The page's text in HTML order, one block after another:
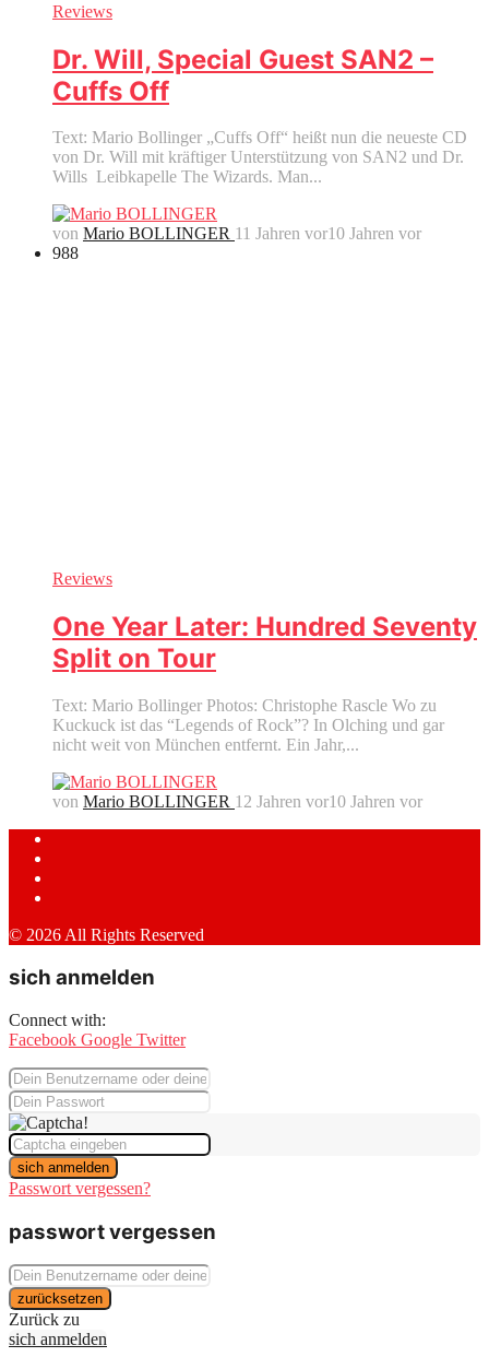
Reviews
Dr. Will, Special Guest SAN2 –
Cuffs Off
Text: Mario Bollinger „Cuffs Off“ heißt nun die neueste CD
von Dr. Will mit kräftiger Unterstützung von SAN2 und Dr.
Wills Leibkapelle The Wizards. Man...
von Mario BOLLINGER 11 Jahren vor10 Jahren vor
988
Reviews
One Year Later: Hundred Seventy
Split on Tour
Text: Mario Bollinger Photos: Christophe Rascle Wo zu
Kuckuck ist das “Legends of Rock”? In Olching und gar
nicht weit von München entfernt. Ein Jahr,...
von Mario BOLLINGER 12 Jahren vor10 Jahren vor
© 2026 All Rights Reserved
sich anmelden
Connect with:
Facebook Google Twitter
sich anmelden
Passwort vergessen?
passwort vergessen
zurücksetzen
Zurück zu
sich anmelden